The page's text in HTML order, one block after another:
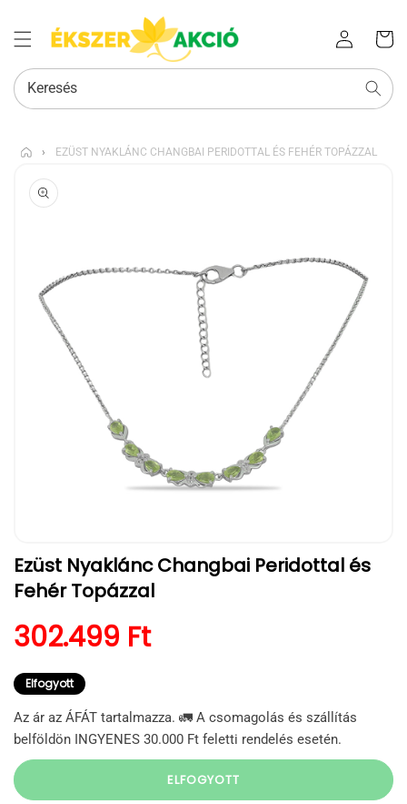
Bejelentkezés
kosara
Keresés
› EZÜST NYAKLÁNC CHANGBAI PERIDOTTAL ÉS FEHÉR TOPÁZZAL
UGRÁS A
TERMÉKADATOKRA
médiafájl
megnyitása
a
Ezüst Nyaklánc Changbai Peridottal és
Fehér Topázzal
Normál ár
302.499 Ft
Elfogyott
Az ár az ÁFÁT tartalmazza. 🚛 A csomagolás és szállítás
belföldön INGYENES 30.000 Ft feletti rendelés esetén.
ELFOGYOTT